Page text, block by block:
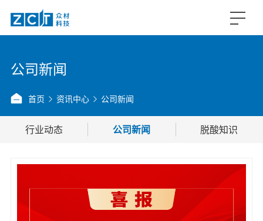
公司新闻
首页 资讯中心 公司新闻
行业动态 公司新闻 脱酸知识